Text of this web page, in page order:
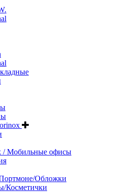
/ Мобильные офисы
Обложки
Косметички